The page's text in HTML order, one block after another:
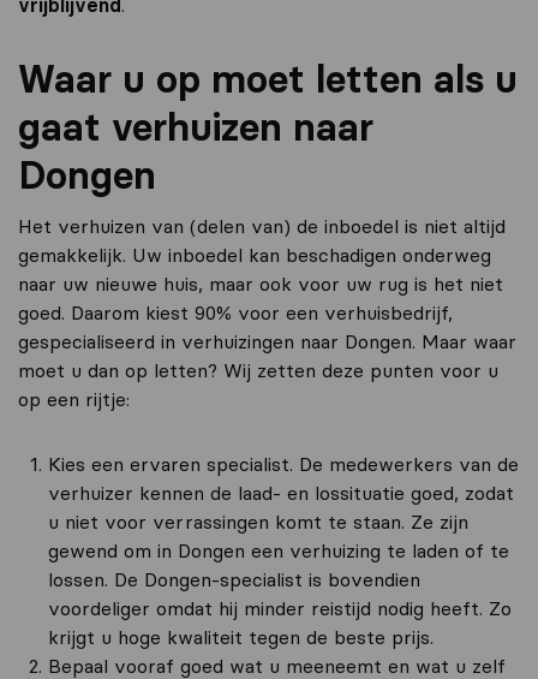
vrijblijvend .
Waar u op moet letten als u
gaat verhuizen naar
Dongen
Het verhuizen van (delen van) de inboedel is niet altijd
gemakkelijk. Uw inboedel kan beschadigen onderweg
naar uw nieuwe huis, maar ook voor uw rug is het niet
goed. Daarom kiest 90% voor een verhuisbedrijf,
gespecialiseerd in verhuizingen naar Dongen. Maar waar
moet u dan op letten? Wij zetten deze punten voor u
op een rijtje:
Kies een ervaren specialist. De medewerkers van de
verhuizer kennen de laad- en lossituatie goed, zodat
u niet voor verrassingen komt te staan. Ze zijn
gewend om in Dongen een verhuizing te laden of te
lossen. De Dongen-specialist is bovendien
voordeliger omdat hij minder reistijd nodig heeft. Zo
krijgt u hoge kwaliteit tegen de beste prijs.
Bepaal vooraf goed wat u meeneemt en wat u zelf